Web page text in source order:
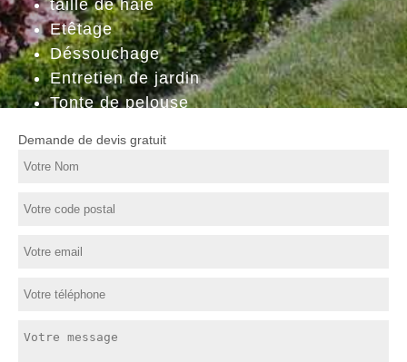
taille de haie
Etêtage
Déssouchage
Entretien de jardin
Tonte de pelouse
Demande de devis gratuit